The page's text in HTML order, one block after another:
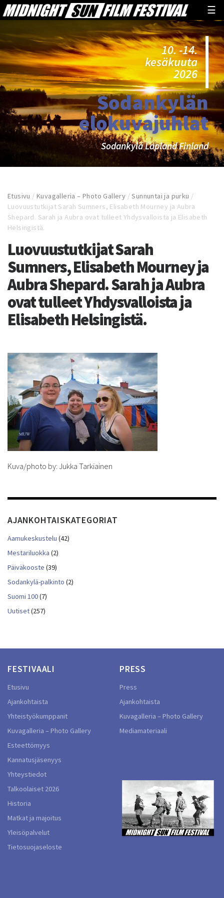
☰
10. -14.
kesäkuuta
2026
Sodankylän
elokuvajuhlat
Sodankylä Lapland Finland
Etusivu /Kuvagalleria – Photo Gallery /Sunnuntai ja purku /
Luovuustutkijat Sarah Sumners, Elisabeth Mourney ja Aubra
Shepard. Sarah ja Aubra ovat tulleet Yhdysvalloista ja Elisabeth
Helsingistä.
Luovuustutkijat Sarah
Sumners, Elisabeth Mourney ja
Aubra Shepard. Sarah ja Aubra
ovat tulleet Yhdysvalloista ja
Elisabeth Helsingistä.
Kuva/photo by: Jukka Tarkiainen
AJANKOHTAISKATEGORIAT
Aamukeskustelu (42)
Mestariluokka (2)
Päiväkooste (39)
Sodankylä-palkinto (2)
Suomi 100(7)
Uutiset(257)
FESTIVAALI
Etusivu
Ajankohtaista
Yhteistyökumppanit
Kuvagalleria – Photo Gallery
Esteettömyys
Kannatusjäsenyys
Yhteystiedot
Talkoolaiset 2026
Historia
Matkat ja majoitus
Yleisöpalvelut
Tietosuojaseloste
PRESS
Press
Ajankohtaista
Kuvagalleria – Photo Gallery
Mediamateriaali